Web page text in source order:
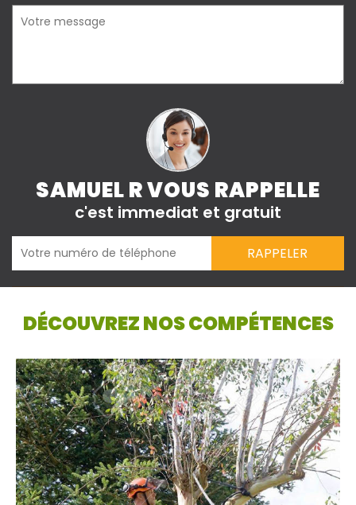
SAMUEL R VOUS RAPPELLE
c'est immediat et gratuit
DÉCOUVREZ NOS COMPÉTENCES